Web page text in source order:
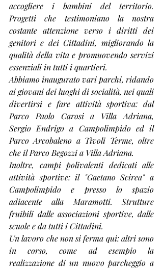
accogliere i bambini del territorio.
Progetti che testimoniano la nostra
costante attenzione verso i diritti dei
genitori e dei Cittadini, migliorando la
qualità della vita e promuovendo servizi
essenziali in tutti i quartieri.
Abbiamo inaugurato vari parchi, ridando
ai giovani dei luoghi di socialità, nei quali
divertirsi e fare attività sportiva: dal
Parco Paolo Carosi a Villa Adriana,
Sergio Endrigo a Campolimpido ed il
Parco Arcobaleno a Tivoli Terme, oltre
che il Parco Begozzi a Villa Adriana.
Inoltre, campi polivalenti dedicati alle
attività sportive: il "Gaetano Scirea" a
Campolimpido e presso lo spazio
adiacente alla Maramotti. Strutture
fruibili dalle associazioni sportive, dalle
scuole e da tutti i Cittadini.
Un lavoro che non si ferma qui: altri sono
in corso, come ad esempio la
realizzazione di un nuovo parcheggio a